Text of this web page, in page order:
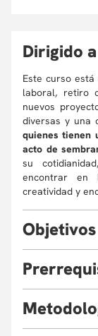
Dirigido a
Este curso
laboral, retiro
nuevos
diversas y una
quienes tienen
acto de
su
encontrar en
creatividad y
Objetivos
espacios
P
aprendizaje se
M